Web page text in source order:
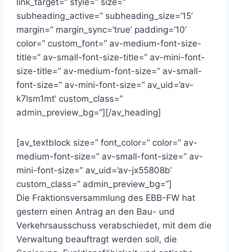
link_target=” style=” size=”
subheading_active=” subheading_size=’15’
margin=” margin_sync=’true’ padding=’10’
color=” custom_font=” av-medium-font-size-
title=” av-small-font-size-title=” av-mini-font-
size-title=” av-medium-font-size=” av-small-
font-size=” av-mini-font-size=” av_uid=’av-
k7lsm1mt’ custom_class=”
admin_preview_bg=”][/av_heading]
[av_textblock size=” font_color=” color=” av-
medium-font-size=” av-small-font-size=” av-
mini-font-size=” av_uid=’av-jx55808b’
custom_class=” admin_preview_bg=”]
Die Fraktionsversammlung des EBB-FW hat
gestern einen Antrag an den Bau- und
Verkehrsausschuss verabschiedet, mit dem die
Verwaltung beauftragt werden soll, die